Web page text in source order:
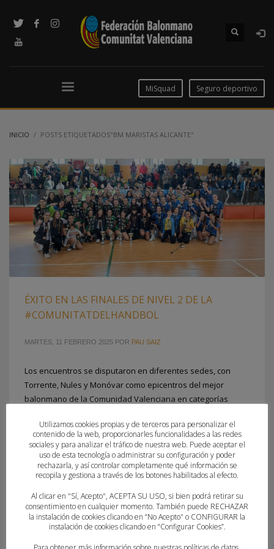
MiSquad Seguro deportivo
INICIO POSTS ETIQUETADOS"BM MARISTAS ALICANTE"
ÉXITO EN LAS FINALES DE NIVEL 2 DE LA
#COMUNITATDELHANDBOL
MARTES, 11 FEBRERO 2025 POR PAU SAIZ
Los encuentros se disputaron en diferentes sedes, con
Torrente, Nules y Monóvar como epicentros del mejor
balonmano de la Comunidad Valenciana en categorías
PUBLICADO EN FEDERACION
ETIQUETADO BAJO: ALMASSORA BALONMANO,ATTICGO BM ELCHE
BALONMANO CASTELLON,BALONMANO MISLATA,BALONMANO QUART
CASTALIA CASTELLÓ,CB MARISTES ALGEMESI ,CBM MARE NOSTRUM
TORREVIEJA, CBM MORVEDRE CD GARBI DENIA , CD SALESIANOS
CH NULES, CH OLIVA,COMUNITATDELHANDBOL, EL PILAR
Utilizamos cookies propias y de terceros para personalizar el
contenido de la web, proporcionarles funcionalidades a las redes
sociales y para analizar el tráfico de nuestra web. Puede aceptar el
uso de esta tecnología o administrar su configuración y poder
rechazarla, y así controlar completamente qué información se
recopila y gestiona a través de los botones habilitados al efecto.
Al clicar en "Sí, Acepto", ACEPTA SU USO, si bien podrá retirar su
consentimiento en cualquier momento. También puede RECHAZAR
la instalación de cookies clicando en “No Acepto" o CONFIGURAR la
instalación de cookies clicando en “Configurar Cookies”.